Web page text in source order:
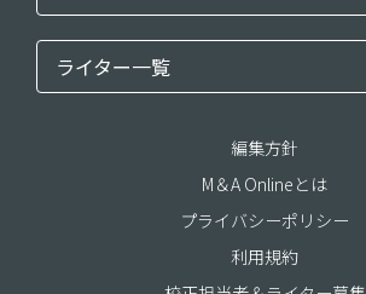
ライター一覧
編集方針
M＆A Onlineとは
プライバシーポリシー
利用規約